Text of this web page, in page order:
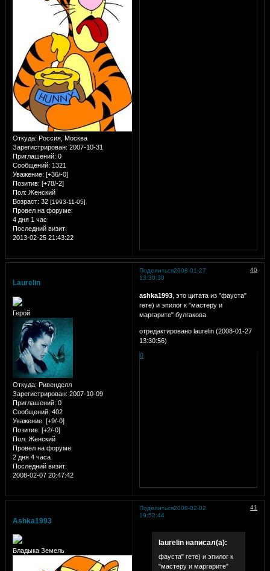
Откуда: Россия, Москва
Зарегистрирован: 2007-10-31
Приглашений: 0
Сообщений: 1321
Уважение: [+36/-0]
Позитив: [+78/-2]
Пол: Женский
Возраст: 32 [1993-11-05]
Провел на форуме:
4 дня 1 час
Последний визит:
2013-02-25 21:43:22
Поделиться 40
2008-01-27
13:30:30
Laurelin
Герой
Откуда: Ривенделл
Зарегистрирован: 2007-10-09
Приглашений: 0
Сообщений: 402
Уважение: [+9/-0]
Позитив: [+2/-0]
Пол: Женский
Провел на форуме:
2 дня 4 часа
Последний визит:
2008-02-07 20:47:42
ashka1993, это цитата из "фауста"
гете) и эпилог к "мастеру и
маргарите" булгакова.
отредактировано laurelin (2008-01-27
13:30:56)
0
Поделиться 41
2008-02-02
19:52:44
Ashka1993
Владыка Земель
laurelin написал(а):
фауста" гете) и эпилог к
"мастеру и маргарите"